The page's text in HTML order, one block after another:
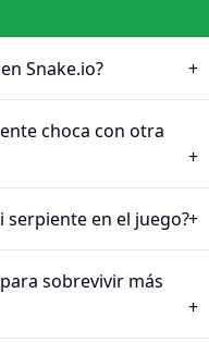
Snake.io?
choca con otra
serpiente en el juego?
sobrevivir más